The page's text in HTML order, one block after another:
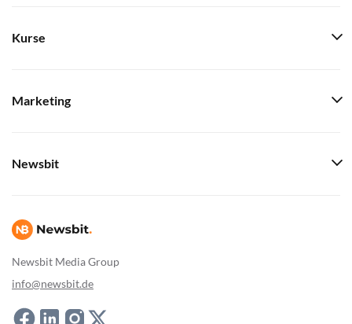
Newsbit Media Group
info@newsbit.de
Kurse
Marketing
Newsbit